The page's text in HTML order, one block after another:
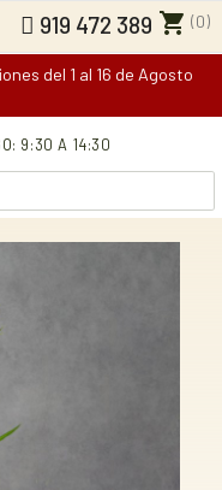
919 472 389 shopping_cart (0)
del 1 al 16 de Agosto
9:30 A 14:30